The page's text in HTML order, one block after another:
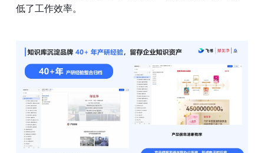
低了工作效率。